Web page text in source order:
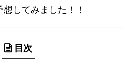
してみました！！
目次